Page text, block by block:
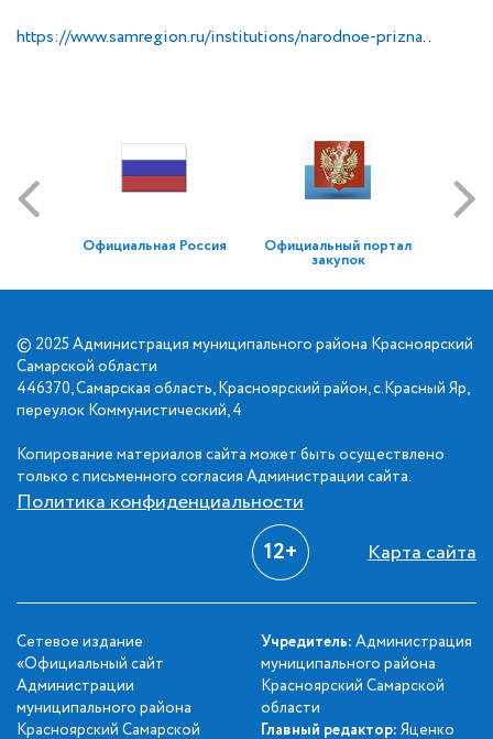
https://www.samregion.ru/institutions/narodnoe-prizna..
Официальная Россия Официальный портал
закупок
© 2025 Администрация муниципального района Красноярский
Самарской области
446370, Самарская область, Красноярский район, с.Красный Яр,
переулок Коммунистический, 4
Копирование материалов сайта может быть осуществлено
только с письменного согласия Администрации сайта.
Политика конфиденциальности
12+ Карта сайта
Сетевое издание
«Официальный сайт
Администрации
муниципального района
Красноярский Самарской
Учредитель: Администрация
муниципального района
Красноярский Самарской
области
Главный редактор: Яценко